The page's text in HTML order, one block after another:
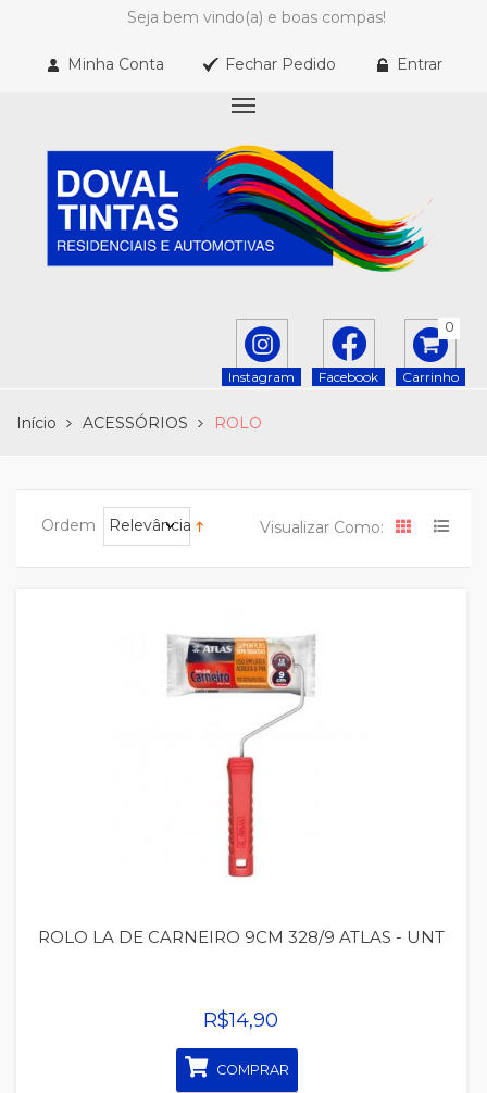
Seja bem vindo(a) e boas compas!
Minha Conta Fechar Pedido Entrar
Carrinho
0
Facebook
Instagram
Início ACESSÓRIOS ROLO
Ordem Relevância Visualizar Como:
ROLO LA DE CARNEIRO 9CM 328/9 ATLAS - UNT
R$14,90
COMPRAR